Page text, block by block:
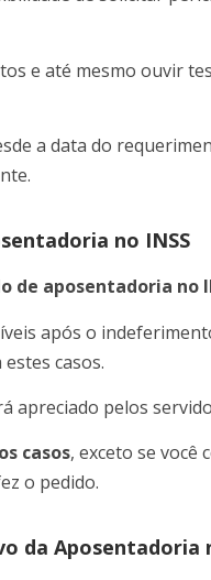
e até mesmo ouvir
a data do
no INSS
de aposentadoria no
após o
casos.
apreciado pelos
casos, exceto se você
o pedido.
da Aposentadoria